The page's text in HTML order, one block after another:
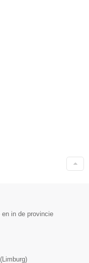
en in de provincie
(Limburg)